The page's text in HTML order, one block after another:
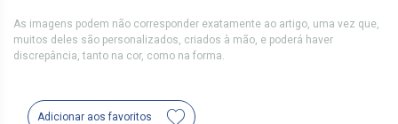
As imagens podem não corresponder exatamente ao artigo, uma vez que,
muitos deles são personalizados, criados à mão, e poderá haver
discrepância, tanto na cor, como na forma.
Adicionar aos favoritos